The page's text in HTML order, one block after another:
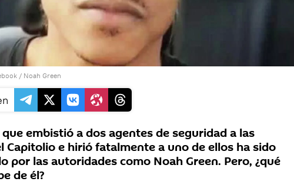
/ Noah Green
embistió a dos agentes de seguridad a las
Capitolio e hirió fatalmente a uno de ellos ha sido
por las autoridades como Noah Green. Pero, ¿qué
de él?